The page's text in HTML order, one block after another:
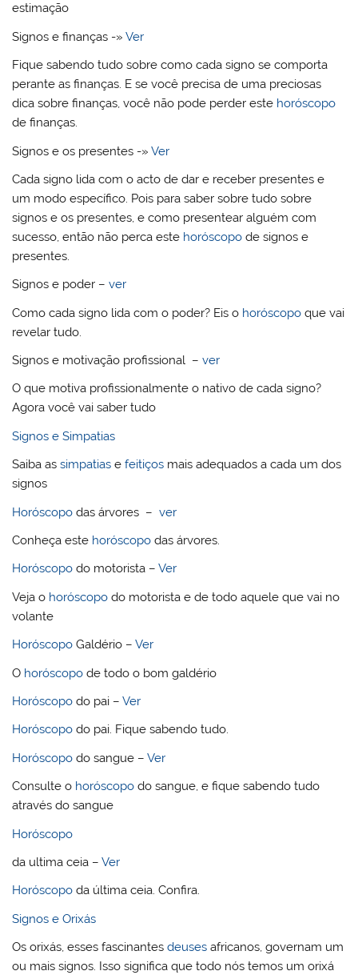
estimação
Signos e finanças -»Ver
Fique sabendo tudo sobre como cada signo se comporta
perante as finanças. E se você precisa de uma preciosas
dica sobre finanças, você não pode perder este horóscopo
de finanças.
Signos e os presentes -»Ver
Cada signo lida com o acto de dar e receber presentes e
um modo específico. Pois para saber sobre tudo sobre
signos e os presentes, e como presentear alguém com
sucesso, então não perca este horóscopo de signos e
presentes.
Signos e poder –ver
Como cada signo lida com o poder? Eis o horóscopo que vai
revelar tudo.
Signos e motivação profissional –ver
O que motiva profissionalmente o nativo de cada signo?
Agora você vai saber tudo
Signos e Simpatias
Saiba assimpatias efeitiços mais adequados a cada um dos
signos
Horóscopo das árvores –ver
Conheça este horóscopo das árvores.
Horóscopo do motorista –Ver
Veja o horóscopo do motorista e de todo aquele que vai no
volante
Horóscopo Galdério –Ver
O horóscopo de todo o bom galdério
Horóscopo do pai –Ver
Horóscopo do pai. Fique sabendo tudo.
Horóscopo do sangue –Ver
Consulte o horóscopo do sangue, e fique sabendo tudo
através do sangue
Horóscopo
da ultima ceia –Ver
Horóscopo da última ceia. Confira.
Signos e Orixás
Os orixás, esses fascinantesdeuses africanos, governam um
ou mais signos. Isso significa que todo nós temos um orixá